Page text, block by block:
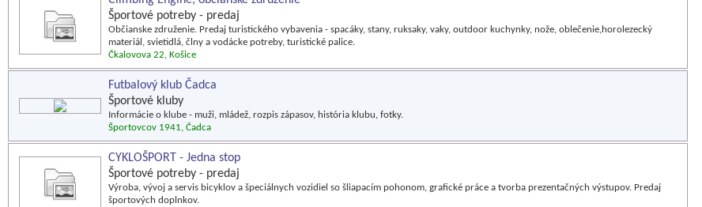
Športové potreby - predaj
Občianske združenie. Predaj turistického vybavenia - spacáky, stany, ruksaky, vaky, outdoor kuchynky, nože, oblečenie,horolezecký
materiál, svietidlá, člny a vodácke potreby, turistické palice.
Čkalovova 22, Košice
Futbalový klub Čadca
Športové kluby
Informácie o klube - muži, mládež, rozpis zápasov, história klubu, fotky.
Športovcov 1941, Čadca
CYKLOŠPORT - Jedna stop
Športové potreby - predaj
Výroba, vývoj a servis bicyklov a špeciálnych vozidiel so šliapacím pohonom, grafické práce a tvorba prezentačných výstupov. Predaj
športových doplnkov.